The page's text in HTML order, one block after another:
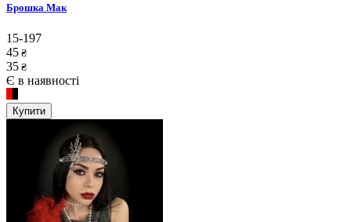
Брошка Мак
15-197
45 ₴
35 ₴
Є в наявності
Купити